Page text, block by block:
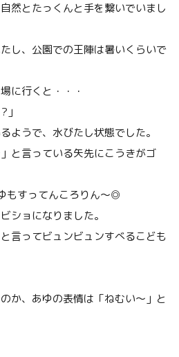
然とたっくんと手を繋いでいまし
し、公園での王陣は暑いくらいで
に行くと・・・
」
ようで、水びたし状態でした。
と言っている矢先にこうきがゴ
もすってんころりん〜◎
ショになりました。
言ってビュンビュンすべるこども
か、あゆの表情は「ねむい〜」と